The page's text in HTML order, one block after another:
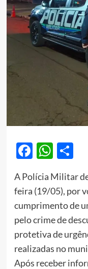
A Polícia Militar
feira (19/05), por
cumprimento de
pelo crime de
protetiva de
realizadas no
Após receber